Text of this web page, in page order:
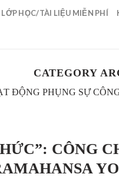
LỚP HỌC/TÀI LIỆU MIỄN PHÍ
CATEGORY
ĐỘNG PHỤNG SỰ
CÔNG